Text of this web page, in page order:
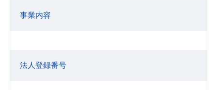
事業内容
法人登録番号